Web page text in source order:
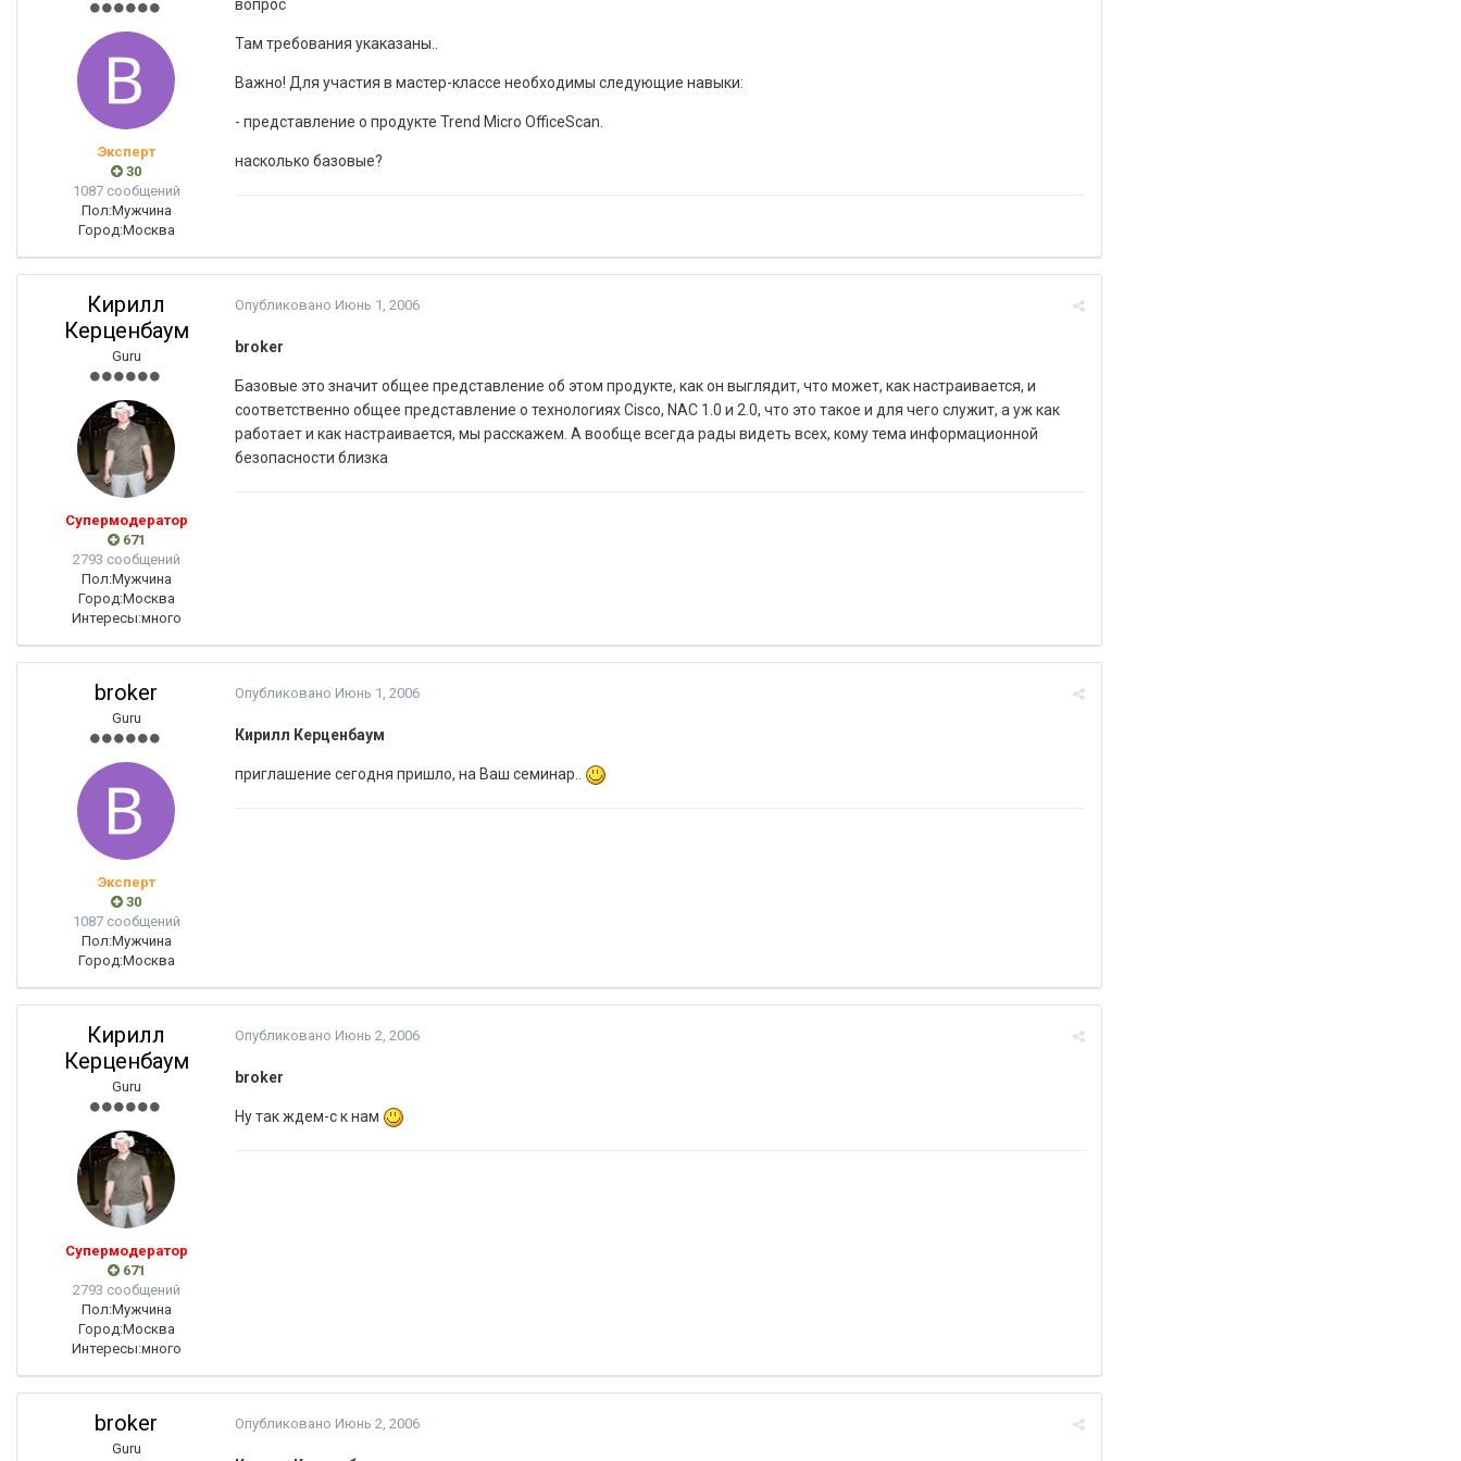
Эксперт
30
1087 сообщений
Пол:Мужчина
Город:Москва
вопрос
Там требования укаказаны..
Важно! Для участия в мастер-классе необходимы следующие навыки:
- представление о продукте Trend Micro OfficeScan.
насколько базовые?
Кирилл
Керценбаум
Guru
Супермодератор
671
2793 сообщений
Пол:Мужчина
Город:Москва
Интересы:много
Опубликовано Июнь 1, 2006
broker
Базовые это значит общее представление об этом продукте, как он выглядит, что может, как настраивается, и
соответственно общее представление о технологиях Cisco, NAC 1.0 и 2.0, что это такое и для чего служит, а уж как
работает и как настраивается, мы расскажем. А вообще всегда рады видеть всех, кому тема информационной
безопасности близка
broker
Guru
Эксперт
30
1087 сообщений
Пол:Мужчина
Город:Москва
Опубликовано Июнь 1, 2006
Кирилл Керценбаум
приглашение сегодня пришло, на Ваш семинар..
Кирилл
Керценбаум
Guru
Супермодератор
671
2793 сообщений
Пол:Мужчина
Город:Москва
Интересы:много
Опубликовано Июнь 2, 2006
broker
Ну так ждем-с к нам
broker
Guru
Опубликовано Июнь 2, 2006